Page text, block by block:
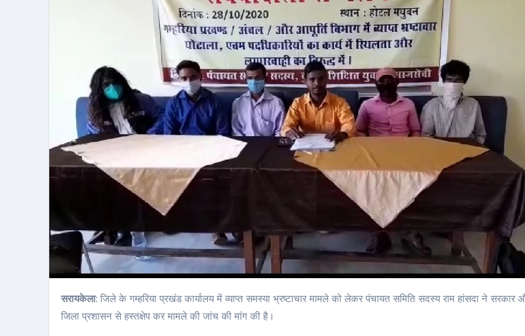
सरायकेला: जिले के गम्हरिया प्रखंड कार्यालय में व्याप्त समस्या भ्रष्टाचार मामले को लेकर पंचायत समिति सदस्य राम हांसदा ने सरकार
जिला प्रशासन से हस्तक्षेप कर मामले की जांच की मांग की है।